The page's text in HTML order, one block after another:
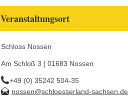
Veranstaltungsort
Schloss Nossen
Am Schloß 3 | 01683 Nossen
+49 (0) 35242 504-35
nossen@schloesserland-sachsen.de